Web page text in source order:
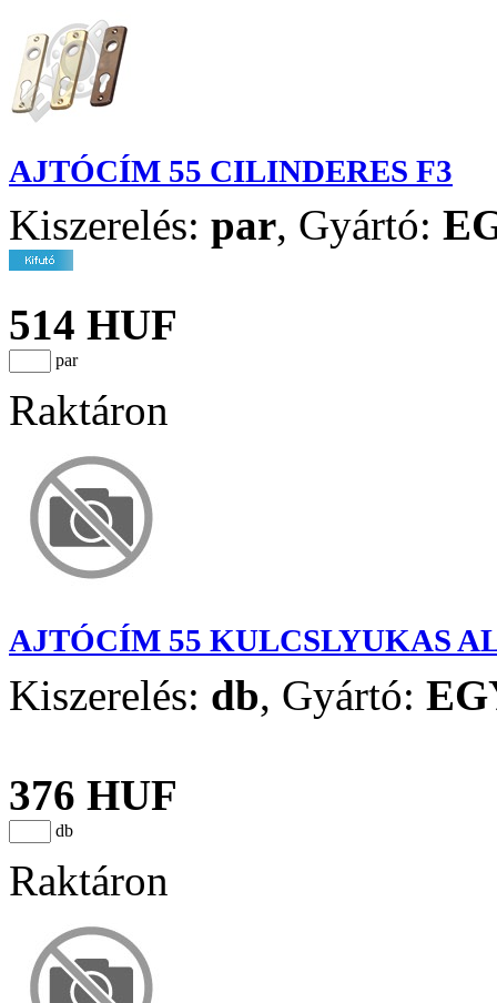
AJTÓCÍM 55 CILINDERES F3
Kiszerelés: par, Gyártó:
514 HUF
par
Raktáron
AJTÓCÍM 55 KULCSLYUKAS
Kiszerelés: db, Gyártó:
376 HUF
db
Raktáron